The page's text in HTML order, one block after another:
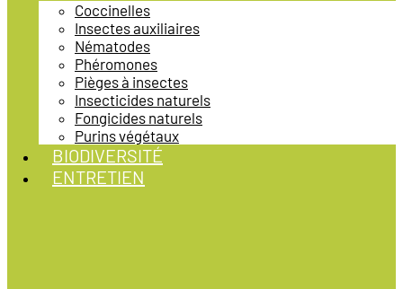
Coccinelles
Insectes auxiliaires
Nématodes
Phéromones
Pièges à insectes
Insecticides naturels
Fongicides naturels
Purins végétaux
BIODIVERSITÉ
ENTRETIEN